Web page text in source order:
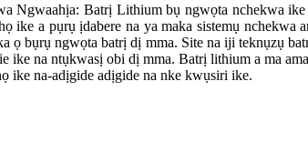
Ngwaahịa: Batrị Lithium bụ ngwọta nchekwa
a pụrụ ịdabere na ya maka sistemụ nchekwa
ọ bụrụ ngwọta batrị dị mma. Site na iji teknụzụ
na ntụkwasị obi dị mma. Batrị lithium a ma
ike na-adịgide adịgide na nke kwụsiri ike.